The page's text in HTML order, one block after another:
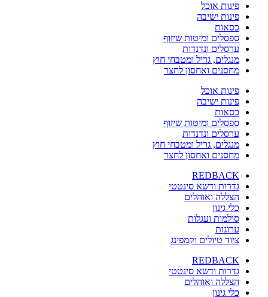
פינות אוכל
פינות ישיבה
כסאות
ספסלים ומיטות שיזוף
ערסלים ונדנדות
מנגלים, גריל ומטבחי חוץ
מחסנים ואחסון לחצר
פינות אוכל
פינות ישיבה
כסאות
ספסלים ומיטות שיזוף
ערסלים ונדנדות
מנגלים, גריל ומטבחי חוץ
מחסנים ואחסון לחצר
REDBACK
גדרות ודשא סינטטי
הצללה ואוהלים
כלי גינון
סולמות ועגלות
ערוגות
ציוד טיולים וקמפינג
REDBACK
גדרות ודשא סינטטי
הצללה ואוהלים
כלי גינון